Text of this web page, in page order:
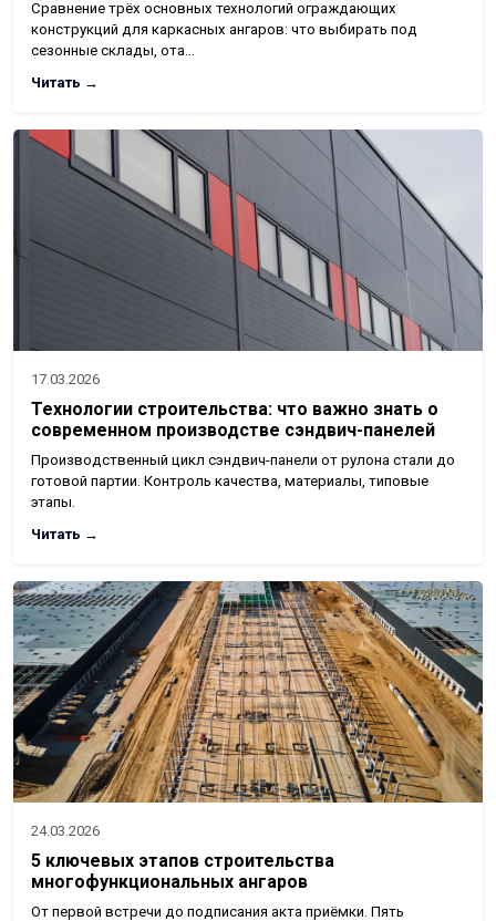
Сравнение трёх основных технологий ограждающих
конструкций для каркасных ангаров: что выбирать под
сезонные склады, ота…
Читать →
17.03.2026
Технологии строительства: что важно знать о
современном производстве сэндвич-панелей
Производственный цикл сэндвич-панели от рулона стали до
готовой партии. Контроль качества, материалы, типовые
этапы.
Читать →
24.03.2026
5 ключевых этапов строительства
многофункциональных ангаров
От первой встречи до подписания акта приёмки. Пять